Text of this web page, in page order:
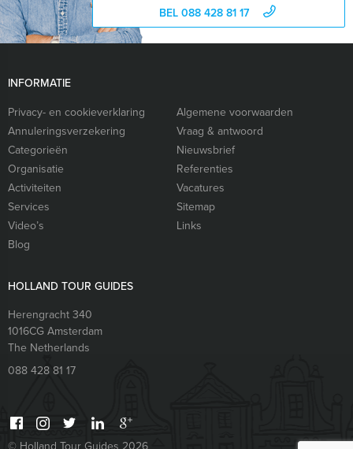
BEL 088 428 81 17
INFORMATIE
Privacy- en cookieverklaring
Algemene voorwaarden
Annuleringsverzekering
Vraag & antwoord
Categorieën
Nieuwsbrief
Organisatie
Referenties
Activiteiten
Vacatures
Services
Sitemap
Video’s
Links
Blog
HOLLAND TOUR GUIDES
Herengracht 340
1016CG Amsterdam
The Netherlands
088 428 81 17